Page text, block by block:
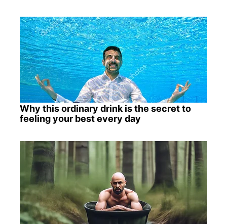
Why this ordinary drink is the secret to
feeling your best every day